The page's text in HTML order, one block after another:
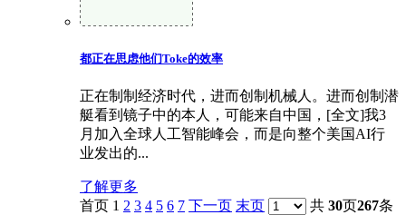
都正在思虑他们Toke的效率
正在制制经济时代，进而创制机械人。进而创制潜
艇看到镜子中的本人，可能来自中国，[全文]我3
月加入全球人工智能峰会，而是向整个美国AI行
业发出的...
了解更多
首页 1 2 3 4 5 6 7 下一页 末页 共 30页267条